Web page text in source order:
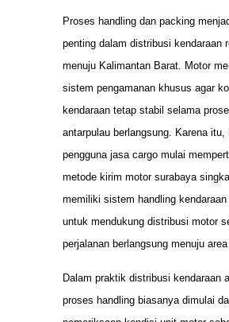
Proses handling dan packing
penting dalam distribusi kendaraan
menuju Kalimantan Barat. Motor
sistem pengamanan khusus agar
kendaraan tetap stabil selama
antarpulau berlangsung. Karena itu,
pengguna jasa cargo mulai
metode kirim motor surabaya
memiliki sistem handling
untuk mendukung distribusi motor
perjalanan berlangsung menuju
Dalam praktik distribusi kendaraan
proses handling biasanya dimulai